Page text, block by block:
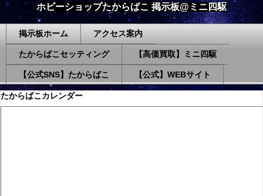
ホビーショップたからばこ 掲示板@ミニ四駆
掲示板ホーム アクセス案内
たからばこセッティング 【高価買取】ミニ四駆
【公式SNS】たからばこ 【公式】WEBサイト
たからばこカレンダー